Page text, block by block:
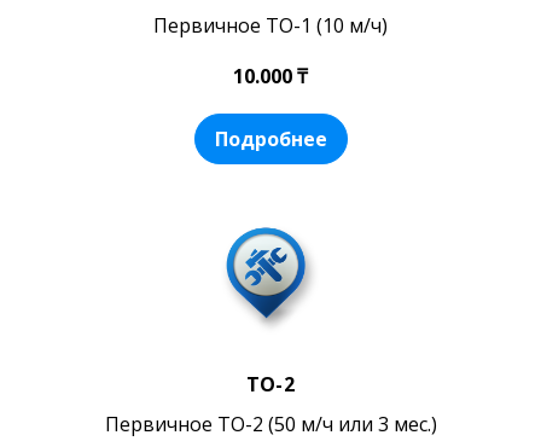
Первичное ТО-1 (10 м/ч)
10.000 ₸
Подробнее
ТО-2
Первичное ТО-2 (50 м/ч или 3 мес.)